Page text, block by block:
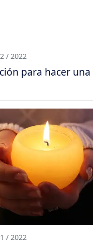
/ 2022
para hacer
/ 2022